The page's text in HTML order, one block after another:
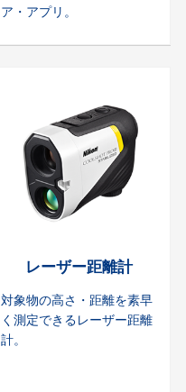
ア・アプリ。
レーザー距離計
対象物の高さ・距離を素早
く測定できるレーザー距離
計。